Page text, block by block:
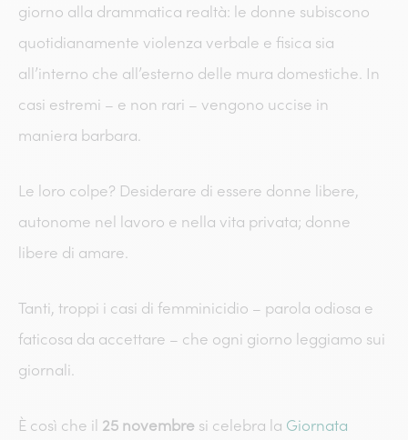
giorno alla drammatica realtà: le donne subiscono
quotidianamente violenza verbale e fisica sia
all’interno che all’esterno delle mura domestiche. In
casi estremi – e non rari – vengono uccise in
maniera barbara.
Le loro colpe? Desiderare di essere donne libere,
autonome nel lavoro e nella vita privata; donne
libere di amare.
Tanti, troppi i casi di femminicidio – parola odiosa e
faticosa da accettare – che ogni giorno leggiamo sui
giornali.
È così che il 25 novembre si celebra la Giornata